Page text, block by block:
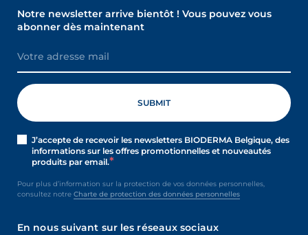
Notre newsletter arrive bientôt ! Vous pouvez vous
abonner dès maintenant
J’accepte de recevoir les newsletters BIODERMA Belgique, des
informations sur les offres promotionnelles et nouveautés
produits par email.
Pour plus d’information sur la protection de vos données personnelles,
consultez notre Charte de protection des données personnelles
En nous suivant sur les réseaux sociaux